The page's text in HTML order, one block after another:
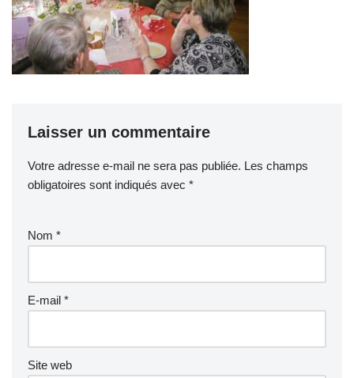
Laisser un commentaire
Votre adresse e-mail ne sera pas publiée. Les champs
obligatoires sont indiqués avec *
Nom *
E-mail *
Site web